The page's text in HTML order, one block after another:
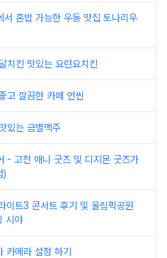
혼밥 가능한 우동 맛집 토나리우
치킨 맛있는 요런요치킨
고 깔끔한 카페 언씬
있는 금별맥주
- 고전 애니 굿즈 및 디지몬 굿즈가
)
트3 콘서트 후기 및 올림픽공원
시야
카메라 설정 하기